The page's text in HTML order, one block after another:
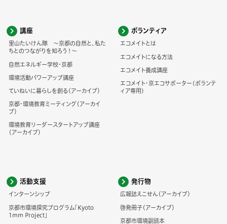
講座
里山たいけん隊 ～京都の自然と、私た
ちとのつながりを知ろう！～
自然エネルギー学校・京都
環境活動パワーアップ講座
ていねいに暮らしを創る（アーカイブ）
京都・環境教育ミーティング（アーカイ
ブ）
環境教育リーダースタートアップ講座
（アーカイブ）
ボランティア
エコメイトとは
エコメイトになる方法
エコメイト養成講座
エコメイト・京エコサポーター(ボランテ
ィア専用)
活動支援
インターンシップ
京都市環境探究プログラム「Kyoto
1mm Project」
発行物
広報誌えこせん（アーカイブ）
啓発冊子（アーカイブ）
京都市環境副読本